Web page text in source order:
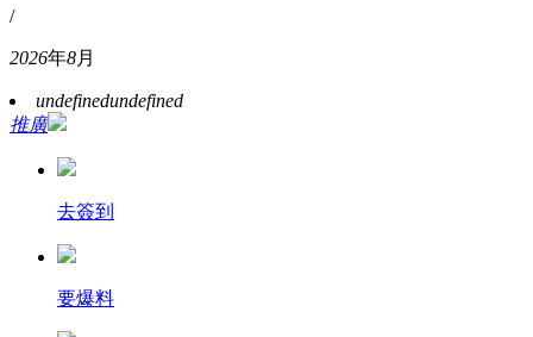
/
2026年8月
undefinedundefined
推廣
去簽到
要爆料